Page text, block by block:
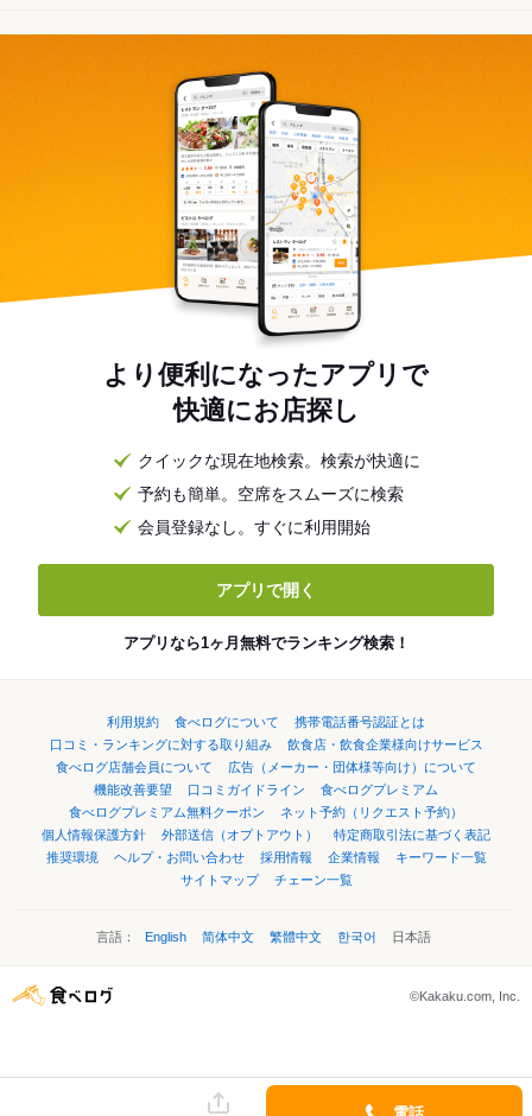
より便利になったアプリで
快適にお店探し
クイックな現在地検索。検索が快適に
予約も簡単。空席をスムーズに検索
会員登録なし。すぐに利用開始
アプリで開く
アプリなら1ヶ月無料でランキング検索！
利用規約 食べログについて
携帯電話番号認証とは
口コミ・ランキングに対する取り組み
飲食店・飲食企業様向けサービス
食べログ店舗会員について
広告（メーカー・団体様等向け）について
機能改善要望
口コミガイドライン
食べログプレミアム
食べログプレミアム無料クーポン
ネット予約（リクエスト予約）
個人情報保護方針
外部送信（オプトアウト）
特定商取引法に基づく表記
推奨環境
ヘルプ・お問い合わせ 採用情報 企業情報
キーワード一覧
サイトマップ
チェーン一覧
言語： English 简体中文 繁體中文 한국어 日本語
©Kakaku.com, Inc.